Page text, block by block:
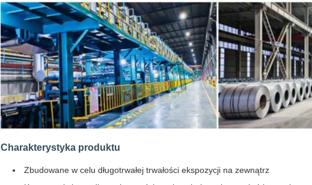
Charakterystyka produktu
Zbudowane w celu długotrwałej trwałości ekspozycji na zewnątrz